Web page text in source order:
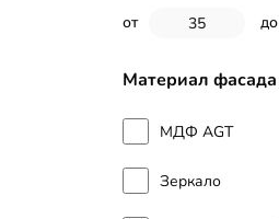
от до
Материал фасада
МДФ AGT
Зеркало